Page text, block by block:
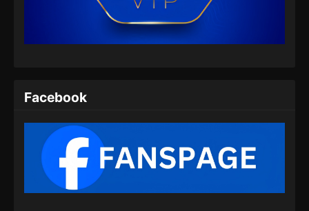
Subtitle Indonesia
Eps 318 - Against the Sky Supreme Episode
318 Subtitle Indonesia - Juli 13, 2024
319 Subtitle Indonesia - Juli 15, 2024
Against the Sky Supreme Episode 320
Subtitle Indonesia
Facebook